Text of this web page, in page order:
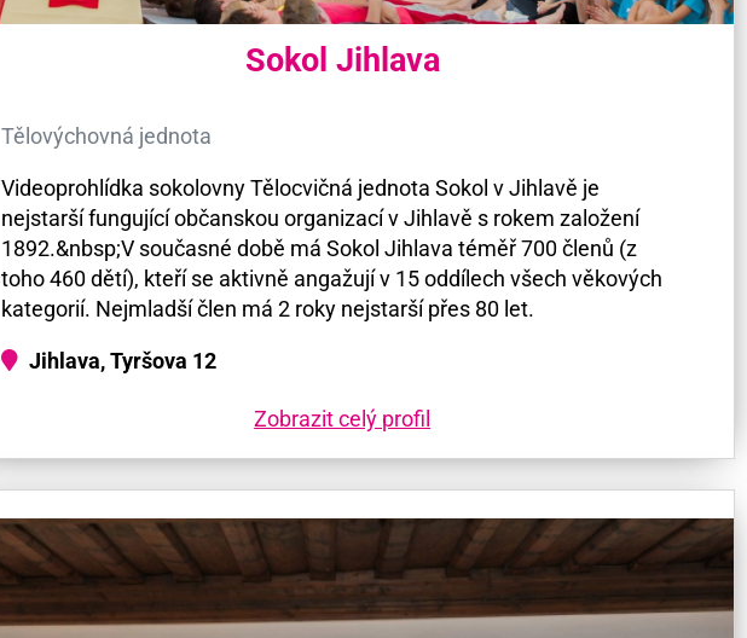
Sokol Jihlava
Tělovýchovná jednota
Videoprohlídka sokolovny Tělocvičná jednota Sokol v Jihlavě je
nejstarší fungující občanskou organizací v Jihlavě s rokem založení
1892.&nbsp;V současné době má Sokol Jihlava téměř 700 členů (z
toho 460 dětí), kteří se aktivně angažují v 15 oddílech všech věkových
kategorií. Nejmladší člen má 2 roky nejstarší přes 80 let.
Jihlava, Tyršova 12
Zobrazit celý profil